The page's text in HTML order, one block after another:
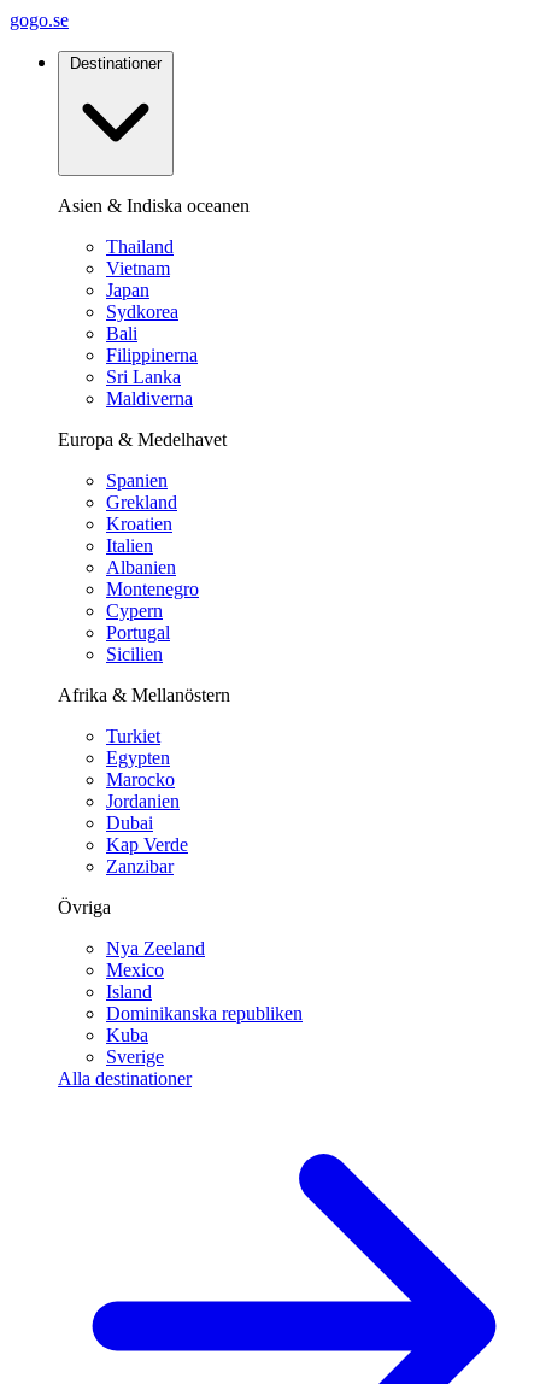
gogo.se
Destinationer
Asien & Indiska oceanen
Thailand
Vietnam
Japan
Sydkorea
Bali
Filippinerna
Sri Lanka
Maldiverna
Europa & Medelhavet
Spanien
Grekland
Kroatien
Italien
Albanien
Montenegro
Cypern
Portugal
Sicilien
Afrika & Mellanöstern
Turkiet
Egypten
Marocko
Jordanien
Dubai
Kap Verde
Zanzibar
Övriga
Nya Zeeland
Mexico
Island
Dominikanska republiken
Kuba
Sverige
Alla destinationer